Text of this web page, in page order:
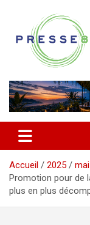
contenu
Presse 83
Accueil 2025 mai
Promotion pour de
plus en plus